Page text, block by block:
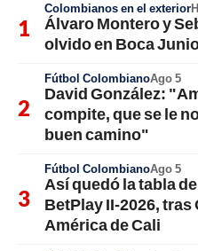
Colombianos en el exterior
Álvaro Montero y
olvido en Boca
Fútbol ColombianoAgo 5
David González:
compite, que se le
buen camino"
Fútbol ColombianoAgo 5
Así quedó la tabla
BetPlay II-2026, tras
América de Cali